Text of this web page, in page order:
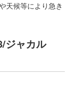
天候等により急き
ジャカル